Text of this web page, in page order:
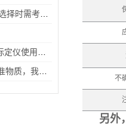
不
另外